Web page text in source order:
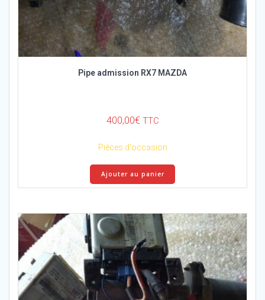
Pipe admission RX7 MAZDA
400,00€ TTC
Pièces d'occasion
Ajouter au panier